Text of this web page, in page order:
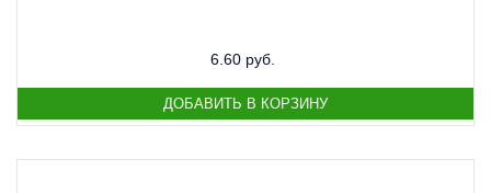
6.60 руб.